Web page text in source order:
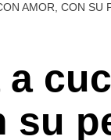
AMOR, CON SU
a
su